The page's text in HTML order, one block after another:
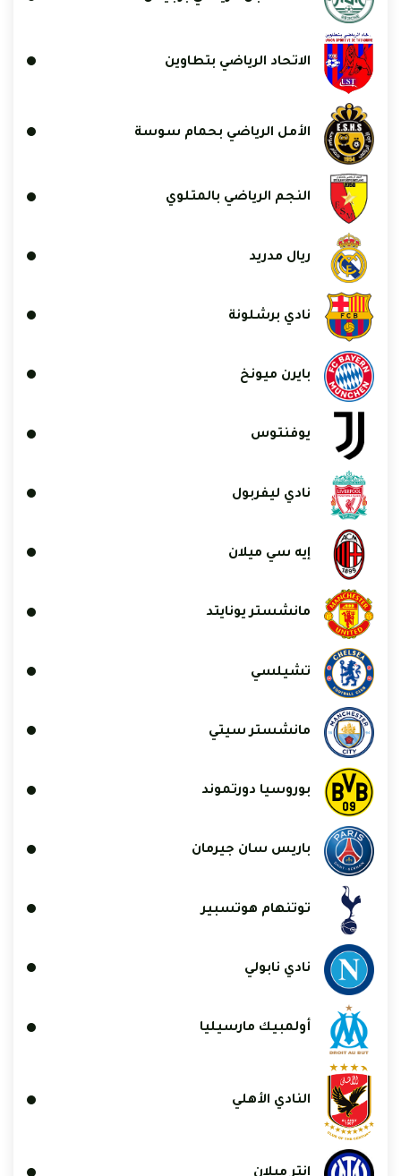
الاتحاد الرياضي بتطاوين
الأمل الرياضي بحمام سوسة
النجم الرياضي بالمتلوي
ريال مدريد
نادي برشلونة
بايرن ميونخ
يوفنتوس
نادي ليفربول
إيه سي ميلان
مانشستر يونايتد
تشيلسي
مانشستر سيتي
بوروسيا دورتموند
باريس سان جيرمان
توتنهام هوتسبير
نادي نابولي
أولمبيك مارسيليا
النادي الأهلي